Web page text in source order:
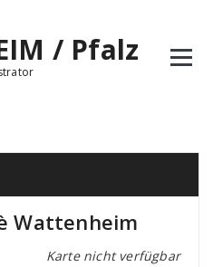
/ Pfalz
Wattenheim
Karte nicht verfügbar